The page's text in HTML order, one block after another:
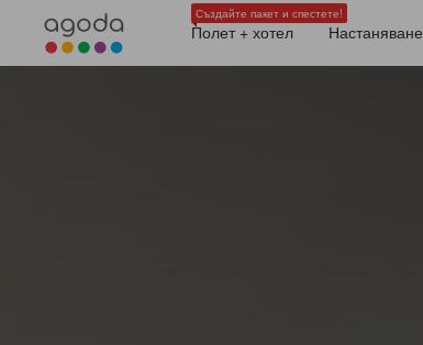
Създайте пакет и спестете!
Полет + хотел Настаняване